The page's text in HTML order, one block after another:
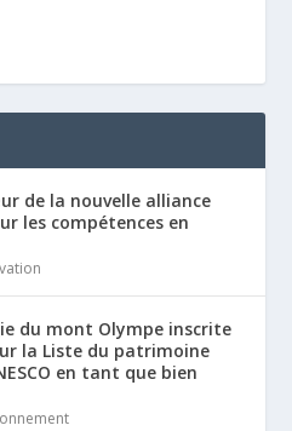
de la nouvelle alliance
les compétences en
du mont Olympe inscrite
la Liste du patrimoine
en tant que bien